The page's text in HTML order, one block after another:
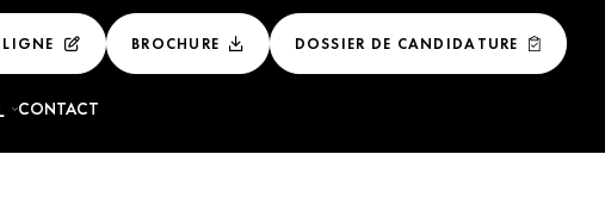
BROCHURE DOSSIER DE CANDIDATURE
CONTACT